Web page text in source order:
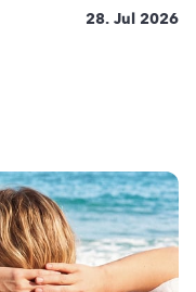
28. Jul 2026